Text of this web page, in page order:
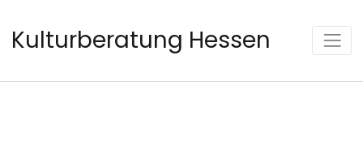
Kulturberatung Hessen